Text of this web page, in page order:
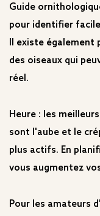
Guide
pour identifier
Il existe également
des oiseaux qui
réel.
Heure : les
sont l'aube et le
plus actifs. En
vous augmentez
Pour les amateurs